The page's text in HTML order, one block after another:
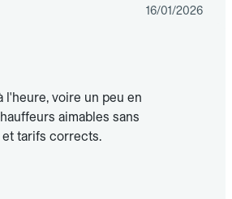
16/01/2026
l'heure, voire un peu en
aimables sans
tarifs corrects.